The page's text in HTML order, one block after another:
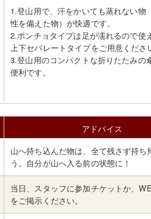
1.登山用で、汗をかいても蒸れない物
性を備えた物）が快適です。
2.ポンチョタイプは足が濡れるので使
上下セパレートタイプをご用意くださ
3.登山用のコンパクトな折りたたみの
便利です。
アドバイス
山へ持ち込んだ物は、全て残さず持ち
う。自分が山へ入る前の状態に！
当日、スタッフに参加チケットか、
をご掲示ください。